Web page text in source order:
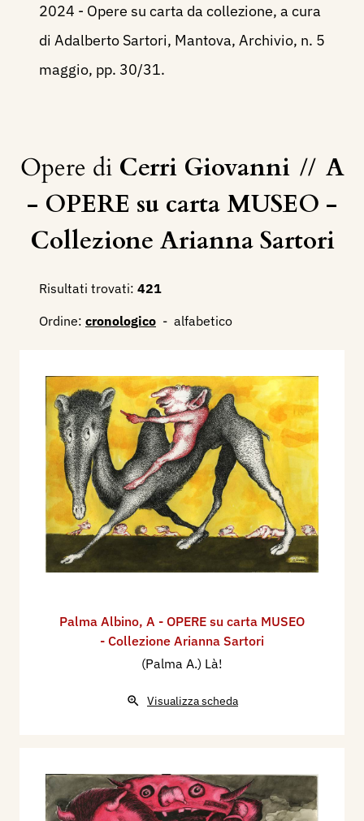
2024 - Opere su carta da collezione, a cura
di Adalberto Sartori, Mantova, Archivio, n. 5
maggio, pp. 30/31.
Opere di Cerri Giovanni // A
- OPERE su carta MUSEO -
Collezione Arianna Sartori
Risultati trovati: 421
Ordine: cronologico - alfabetico
Palma Albino, A - OPERE su carta MUSEO
- Collezione Arianna Sartori
(Palma A.) Là!
Visualizza scheda